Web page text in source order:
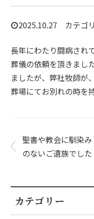
2025.10.27 カテゴ
長年にわたり闘病され
葬儀の依頼を頂きまし
ましたが、弊社牧師が
葬場にてお別れの時を
聖書や教会に馴染み
のないご遺族でした
カテゴリー